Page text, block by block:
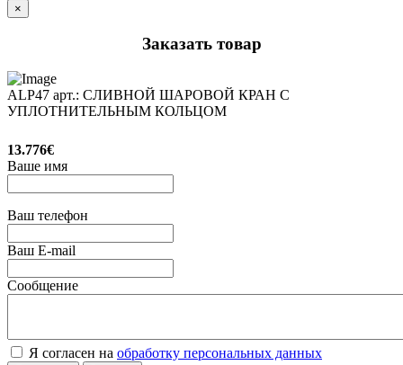
×
Заказать товар
ALP47 арт.: СЛИВНОЙ ШАРОВОЙ КРАН С
УПЛОТНИТЕЛЬНЫМ КОЛЬЦОМ
13.776€
Ваше имя
Ваш телефон
Ваш E-mail
Сообщение
Я согласен на обработку персональных данных